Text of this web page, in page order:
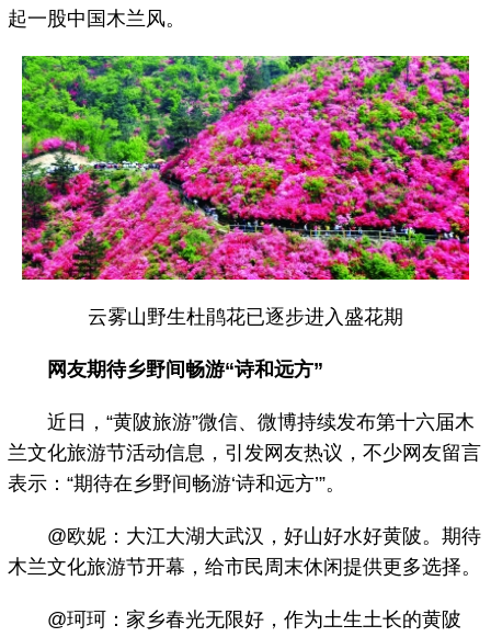
起一股中国木兰风。
云雾山野生杜鹃花已逐步进入盛花期
网友期待乡野间畅游“诗和远方”
近日，“黄陂旅游”微信、微博持续发布第十六届木
兰文化旅游节活动信息，引发网友热议，不少网友留言
表示：“期待在乡野间畅游‘诗和远方’”。
@欧妮：大江大湖大武汉，好山好水好黄陂。期待
木兰文化旅游节开幕，给市民周末休闲提供更多选择。
@珂珂：家乡春光无限好，作为土生土长的黄陂